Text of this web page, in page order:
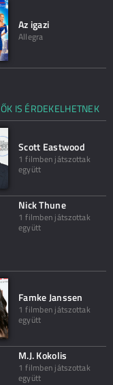
Az igazi
Allegra
ŐK IS ÉRDEKELHETNEK
Scott Eastwood
1 filmben játszottak
együtt
Nick Thune
1 filmben játszottak
együtt
Famke Janssen
1 filmben játszottak
együtt
M.J. Kokolis
1 filmben játszottak
együtt